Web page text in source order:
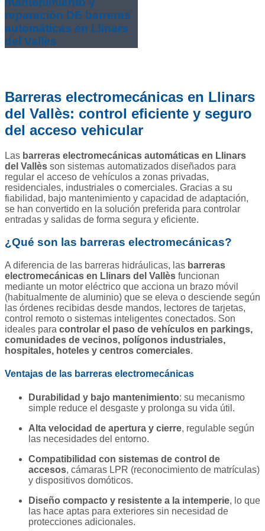
reparación DE barreras
automáticas en Llinars
del Vallès
Barreras electromecánicas en Llinars
del Vallès: control eficiente y seguro
del acceso vehicular
Las barreras electromecánicas automáticas en Llinars
del Vallès son sistemas automatizados diseñados para
regular el acceso de vehículos a zonas privadas,
residenciales, industriales o comerciales. Gracias a su
fiabilidad, bajo mantenimiento y capacidad de adaptación,
se han convertido en la solución preferida para controlar
entradas y salidas de forma segura y eficiente.
¿Qué son las barreras electromecánicas?
A diferencia de las barreras hidráulicas, las barreras
electromecánicas en Llinars del Vallès funcionan
mediante un motor eléctrico que acciona un brazo móvil
(habitualmente de aluminio) que se eleva o desciende según
las órdenes recibidas desde mandos, lectores de tarjetas,
control remoto o sistemas inteligentes conectados. Son
ideales para controlar el paso de vehículos en parkings,
comunidades de vecinos, polígonos industriales,
hospitales, hoteles y centros comerciales.
Ventajas de las barreras electromecánicas
Durabilidad y bajo mantenimiento: su mecanismo
simple reduce el desgaste y prolonga su vida útil.
Alta velocidad de apertura y cierre, regulable según
las necesidades del entorno.
Compatibilidad con sistemas de control de
accesos, cámaras LPR (reconocimiento de matrículas)
y dispositivos domóticos.
Diseño compacto y resistente a la intemperie, lo que
las hace aptas para exteriores sin necesidad de
protecciones adicionales.